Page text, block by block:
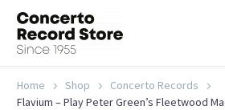
Home Shop
Concerto Records
Flavium – Play Peter Green’s Fleetwood